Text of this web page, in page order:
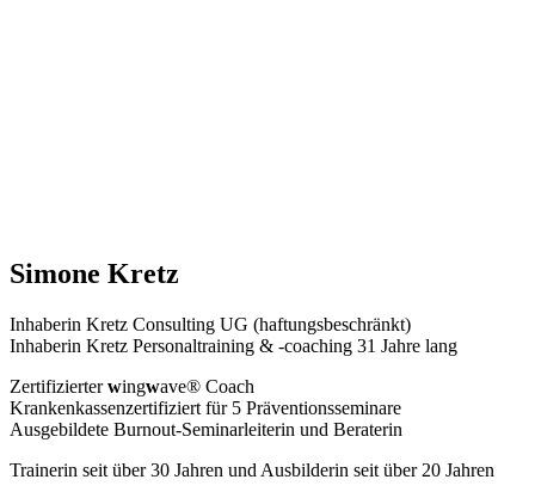
Simone Kretz
Inhaberin Kretz Consulting UG (haftungsbeschränkt)
Inhaberin Kretz Personaltraining & -coaching 31 Jahre lang
Zertifizierterwingwave® Coach
Krankenkassenzertifiziert für 5 Präventionsseminare
Ausgebildete Burnout-Seminarleiterin und Beraterin
Trainerin seit über 30 Jahren und Ausbilderin seit über 20 Jahren